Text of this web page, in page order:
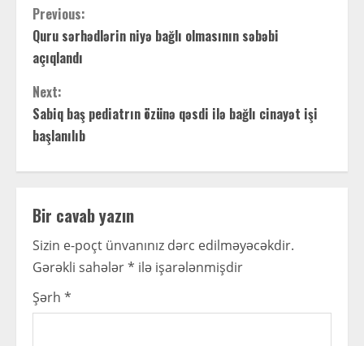
C
o
n
t
u
e
R
e
Previous:
Quru sərhədlərin niyə bağlı olmasının səbəbi
açıqlandı
Next:
Sabiq baş pediatrın özünə qəsdi ilə bağlı cinayət işi
başlanılıb
Bir cavab yazın
Sizin e-poçt ünvanınız dərc edilməyəcəkdir.
Gərəkli sahələr* ilə işarələnmişdir
Şərh *